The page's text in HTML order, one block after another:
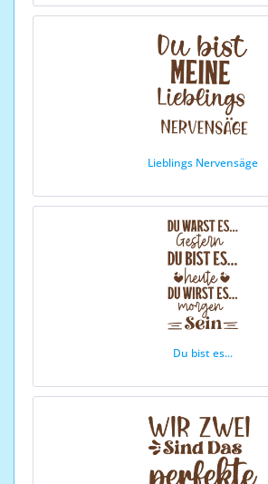
Lieblings Nervensäge
Du bist es...